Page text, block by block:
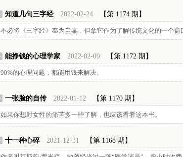
知道几句三字经 2022-02-24 【第 1174 期】
不必将《三字经》奉为圭臬，但拿它作为了解传统文化的一个窗
能挣钱的心理学家 2022-02-09 【第 1172 期】
90%的心理问题，都能用钱来解决。
一张脸的自传 2022-01-12 【第 1170 期】
如果你想对女性的痛苦多一些了解，也应该看看这本书。
十一种心碎 2021-12-31 【第 1168 期】